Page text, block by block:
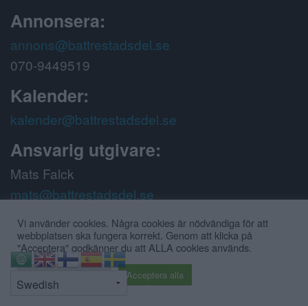
Annonsera:
annons@battrestadsdel.se
070-9449519
Kalender:
kalender@battrestadsdel.se
Ansvarig utgivare:
Mats Falck
mats@battrestadsdel.se
Följ oss på:
Vi använder cookies. Några cookies är nödvändiga för att
webbplatsen ska fungera korrekt. Genom att klicka på
"Acceptera" godkänner du att ALLA cookies används.
Acceptera alla